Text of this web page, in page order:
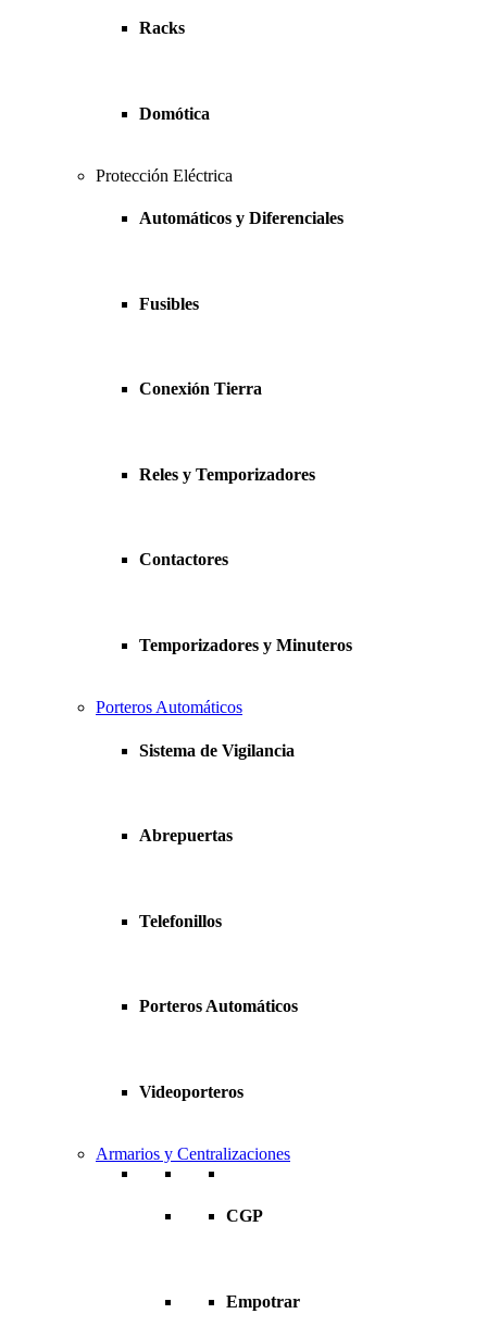
Racks
Domótica
Protección Eléctrica
Automáticos y Diferenciales
Fusibles
Conexión Tierra
Reles y Temporizadores
Contactores
Temporizadores y Minuteros
Porteros Automáticos
Sistema de Vigilancia
Abrepuertas
Telefonillos
Porteros Automáticos
Videoporteros
Armarios y Centralizaciones
CGP
Empotrar